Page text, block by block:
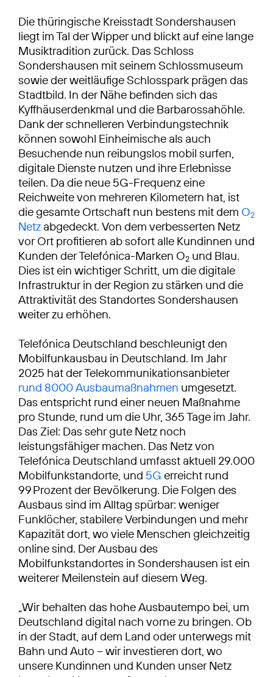
Die thüringische Kreisstadt Sondershausen
liegt im Tal der Wipper und blickt auf eine lange
Musiktradition zurück. Das Schloss
Sondershausen mit seinem Schlossmuseum
sowie der weitläufige Schlosspark prägen das
Stadtbild. In der Nähe befinden sich das
Kyffhäuserdenkmal und die Barbarossahöhle.
Dank der schnelleren Verbindungstechnik
können sowohl Einheimische als auch
Besuchende nun reibungslos mobil surfen,
digitale Dienste nutzen und ihre Erlebnisse
teilen. Da die neue 5G-Frequenz eine
Reichweite von mehreren Kilometern hat, ist
die gesamte Ortschaft nun bestens mit dem O2
Netz abgedeckt. Von dem verbesserten Netz
vor Ort profitieren ab sofort alle Kundinnen und
Kunden der Telefónica-Marken O2 und Blau.
Dies ist ein wichtiger Schritt, um die digitale
Infrastruktur in der Region zu stärken und die
Attraktivität des Standortes Sondershausen
weiter zu erhöhen.
Telefónica Deutschland beschleunigt den
Mobilfunkausbau in Deutschland. Im Jahr
2025 hat der Telekommunikationsanbieter
rund 8000 Ausbaumaßnahmen umgesetzt.
Das entspricht rund einer neuen Maßnahme
pro Stunde, rund um die Uhr, 365 Tage im Jahr.
Das Ziel: Das sehr gute Netz noch
leistungsfähiger machen. Das Netz von
Telefónica Deutschland umfasst aktuell 29.000
Mobilfunkstandorte, und 5G erreicht rund
99 Prozent der Bevölkerung. Die Folgen des
Ausbaus sind im Alltag spürbar: weniger
Funklöcher, stabilere Verbindungen und mehr
Kapazität dort, wo viele Menschen gleichzeitig
online sind. Der Ausbau des
Mobilfunkstandortes in Sondershausen ist ein
weiterer Meilenstein auf diesem Weg.
„Wir behalten das hohe Ausbautempo bei, um
Deutschland digital nach vorne zu bringen. Ob
in der Stadt, auf dem Land oder unterwegs mit
Bahn und Auto – wir investieren dort, wo
unsere Kundinnen und Kunden unser Netz